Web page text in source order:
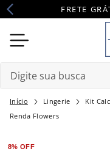
FRETE
Lingerie Kit
Renda Flowers
8% OFF
Termos mais buscados
2º
pijama